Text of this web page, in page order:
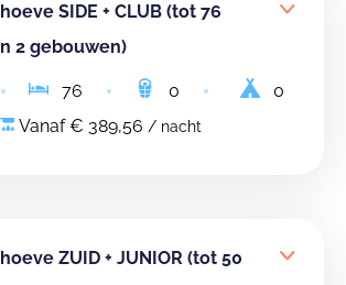
SIDE + CLUB (tot 76
2 gebouwen)
76 0
0
Vanaf € 389,56 / nacht
ZUID + JUNIOR (tot 50